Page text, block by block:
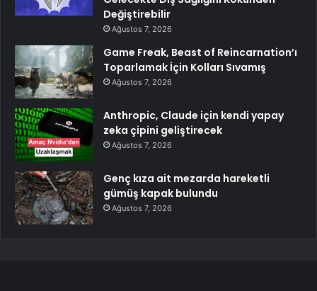
Değiştirebilir
Ağustos 7, 2026
Game Freak, Beast of Reincarnation’ı
Toparlamak İçin Kolları Sıvamış
Ağustos 7, 2026
Anthropic, Claude için kendi yapay
zeka çipini geliştirecek
Ağustos 7, 2026
Genç kıza ait mezarda hareketli
gümüş kapak bulundu
Ağustos 7, 2026